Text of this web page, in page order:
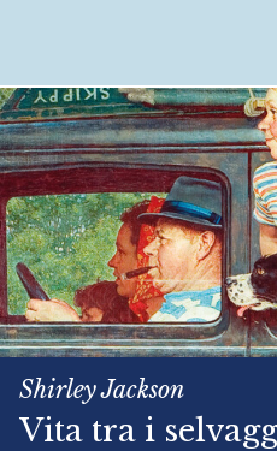
Shirley Jackson
Vita tra i